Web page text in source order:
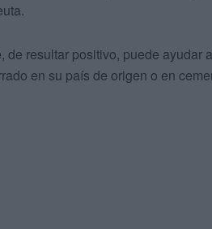
de resultar positivo, puede ayudar
en su país de origen o en